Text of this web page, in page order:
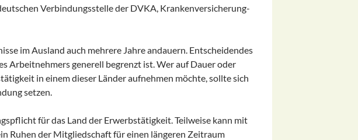
Verbindungsstelle der DVKA, Krankenversicherung-
im Ausland auch mehrere Jahre andauern. Entscheidendes
Arbeitnehmers generell begrenzt ist. Wer auf Dauer oder
in einem dieser Länder aufnehmen möchte, sollte sich
setzen.
für das Land der Erwerbstätigkeit. Teilweise kann mit
Ruhen der Mitgliedschaft für einen längeren Zeitraum